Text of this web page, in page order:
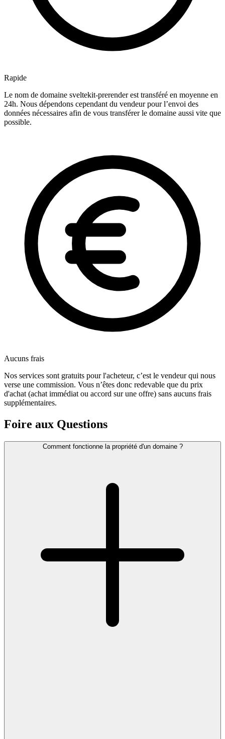
Rapide
Le nom de domaine sveltekit-prerender est transféré en moyenne en
24h. Nous dépendons cependant du vendeur pour l’envoi des
données nécessaires afin de vous transférer le domaine aussi vite que
possible.
Aucuns frais
Nos services sont gratuits pour l'acheteur, c’est le vendeur qui nous
verse une commission. Vous n’êtes donc redevable que du prix
d'achat (achat immédiat ou accord sur une offre) sans aucuns frais
supplémentaires.
Foire aux Questions
Comment fonctionne la propriété d'un domaine ?